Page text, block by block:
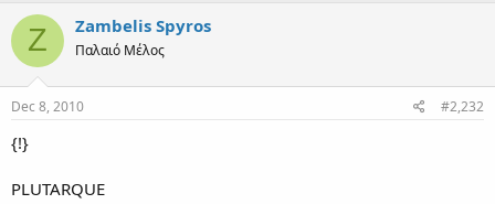
Z Zambelis Spyros
Παλαιό Μέλος
Dec 8, 2010 #2,232
{!}
PLUTARQUE